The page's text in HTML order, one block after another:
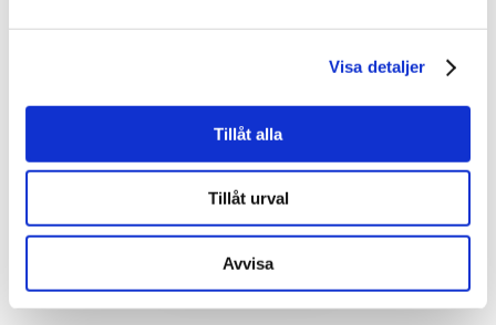
Visa detaljer
Tillåt alla
Tillåt urval
Avvisa
Behöver du rådgivning och
fastighetssektorn?
Kontakta oss